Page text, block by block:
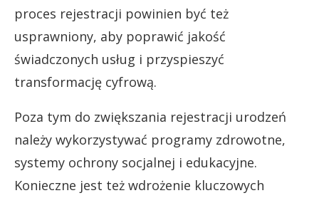
proces rejestracji powinien być też
usprawniony, aby poprawić jakość
świadczonych usług i przyspieszyć
transformację cyfrową.
Poza tym do zwiększania rejestracji urodzeń
należy wykorzystywać programy zdrowotne,
systemy ochrony socjalnej i edukacyjne.
Konieczne jest też wdrożenie kluczowych